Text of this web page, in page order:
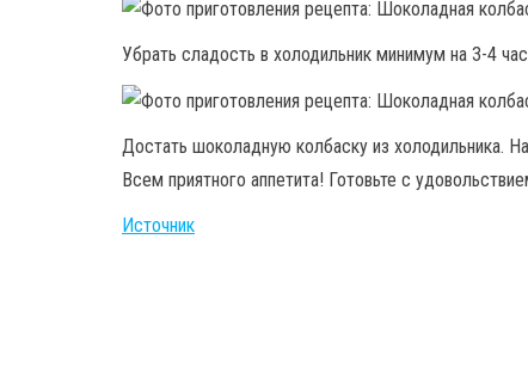
Убрать сладость в холодильник минимум на 3-4
Достать шоколадную колбаску из холодильника.
Всем приятного аппетита! Готовьте с
Источник